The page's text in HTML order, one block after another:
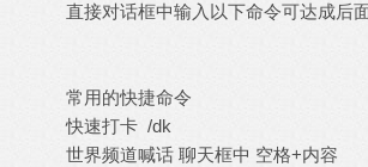
直接对话框中输入以下命令可达成后
常用的快捷命令
快速打卡 /dk
世界频道喊话 聊天框中 空格+内容